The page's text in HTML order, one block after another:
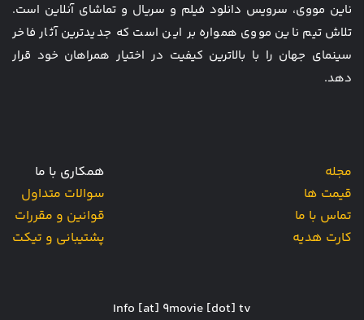
ناین مووی، سرویس دانلود فیلم و سریال و تماشای آنلاین است.
تلاش تیم ناین مووی همواره بر این است که جدیدترین آثار فاخر
سینمای جهان را با بالاترین کیفیت در اختیار همراهان خود قرار
دهد.
مجله
قیمت ها
تماس با ما
کارت هدیه
همکاری با ما
سوالات متداول
قوانین و مقررات
پشتیبانی و تیکت
Info [at] 9movie [dot] tv